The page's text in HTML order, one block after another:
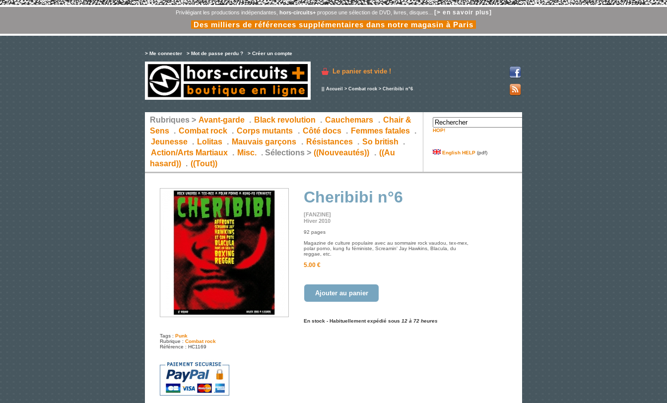
Privilégiant les productions indépendantes, hors-circuits+propose une sélection de DVD, livres, disques... [> en savoir plus]
Des milliers de références supplémentaires dans notre magasin à Paris
> Me connecter > Mot de passe perdu ? > Créer un compte
Le panier est vide !
Accueil > Combat rock > Cheribibi n°6
Rubriques > Avant-garde . Black revolution . Cauchemars . Chair &
Sens . Combat rock . Corps mutants . Côté docs . Femmes fatales
.
Jeunesse . Lolitas . Mauvais garçons . Résistances . So british
.
Action/Arts Martiaux . Misc. .Sélections > ((Nouveautés)) . ((Au
hasard)) . ((Tout))
HOP!
English HELP (pdf)
Tags : Punk
Rubrique : Combat rock
Référence : HC1169
Cheribibi n°6
[FANZINE]
Hiver 2010
92 pages
Magazine de culture populaire avec au sommaire rock vaudou, tex-mex,
polar porno, kung fu féministe, Screamin' Jay Hawkins, Blacula, du
reggae, etc.
5.00 €
Ajouter au panier
En stock - Habituellement expédié sous 12 à 72 heures